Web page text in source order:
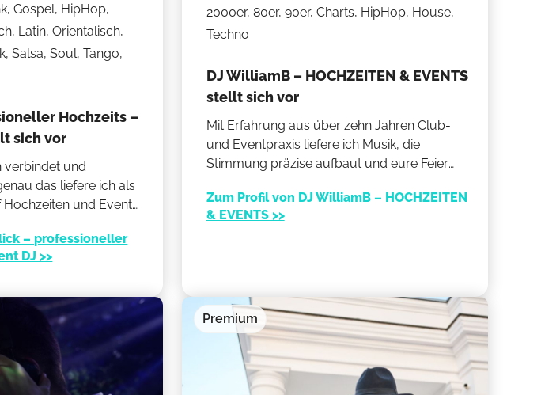
Gospel, HipHop,
Latin, Orientalisch,
Salsa, Soul, Tango,
Hochzeits –
sich vor
verbindet und
das liefere ich als
Hochzeiten und Events
mixe ich live ohne
spontan und
Momente.
– professioneller
DJ >>
2000er, 80er, 90er, Charts, HipHop, House,
Techno
DJ WilliamB – HOCHZEITEN & EVENTS
stellt sich vor
Mit Erfahrung aus über zehn Jahren Club-
und Eventpraxis liefere ich Musik, die
Stimmung präzise aufbaut und eure Feier
strukturierter Sound und ein Gespür für den
richtigen Moment formen einen Flow, der
dynamisch bleibt und eure Gäste
durchgängig abgeholt werden.
Zum Profil von DJ WilliamB – HOCHZEITEN
& EVENTS >>
Premium